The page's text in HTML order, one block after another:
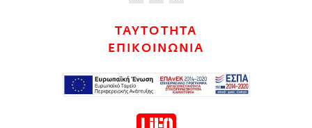
ΤΑΥΤΟΤΗΤΑ
ΕΠΙΚΟΙΝΩΝΙΑ